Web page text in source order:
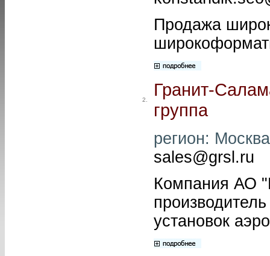
Продажа
2.
Гранит-
группа
регион:
sales@grsl.ru
Компания АО
установок